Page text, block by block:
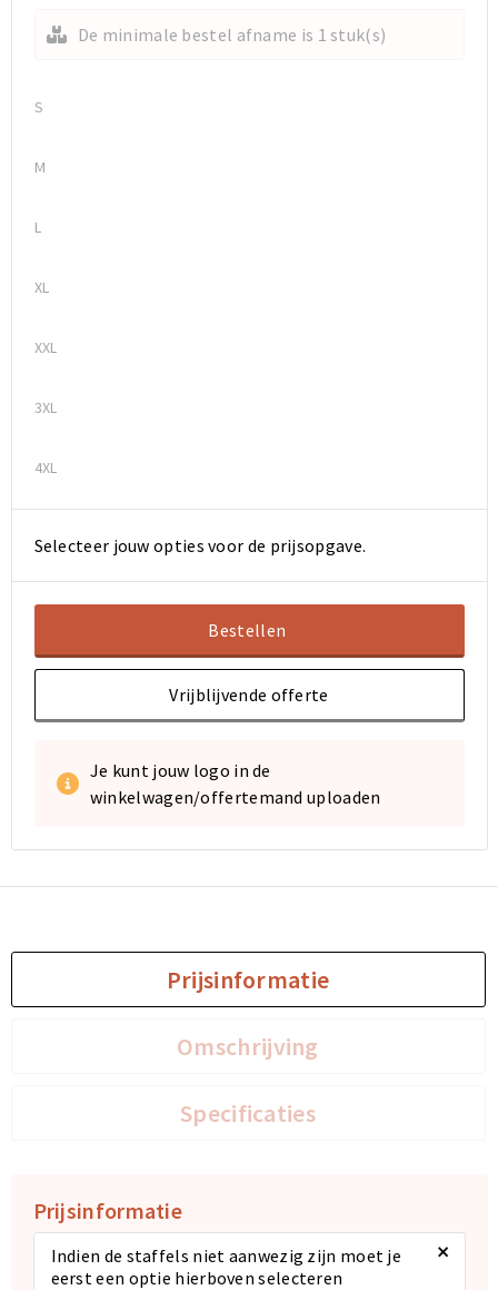
Toilettassen
Documententassen
Toilettassen
Documententassen
De minimale bestel afname is 1 stuk(s)
S
M
L
XL
XXL
3XL
4XL
Selecteer jouw opties voor de prijsopgave.
Bestellen
Vrijblijvende offerte
Je kunt jouw logo in de
winkelwagen/offertemand uploaden
Prijsinformatie
Omschrijving
Specificaties
Prijsinformatie
Indien de staffels niet aanwezig zijn moet je
eerst een optie hierboven selecteren
×